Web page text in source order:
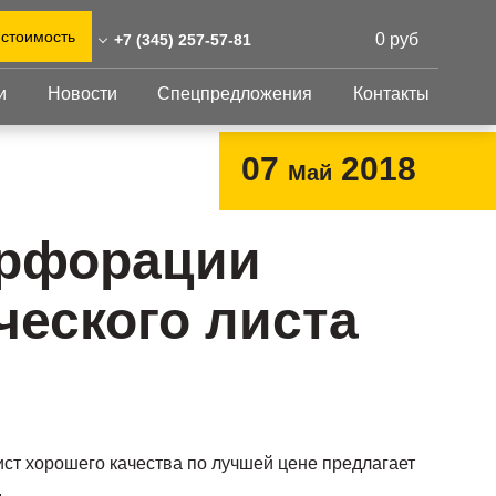
+7 (345) 257-57-81
257-57-81
Мельникайте, 116
и склад: Калужская
район Боровский,
парк "Ворсино",
0 руб
Изделия из
перфорированных
листов
Крепеж
Просечно-
настил
Металлоконструкция
Новости Спецпредложения Контакты
07 Май 2018
листа
хорошего качества по лучшей цене предлагает